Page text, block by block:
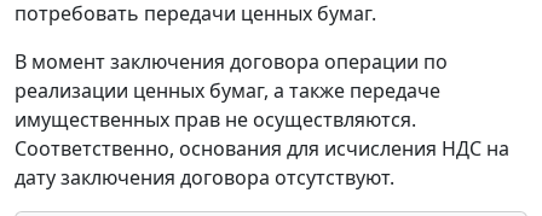
потребовать передачи ценных бумаг.
В момент заключения договора операции по
реализации ценных бумаг, а также передаче
имущественных прав не осуществляются.
Соответственно, основания для исчисления НДС на
дату заключения договора отсутствуют.